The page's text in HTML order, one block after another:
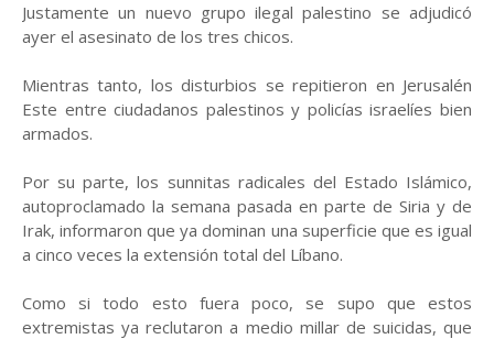
Justamente un nuevo grupo ilegal palestino se adjudicó
ayer el asesinato de los tres chicos.
Mientras tanto, los disturbios se repitieron en Jerusalén
Este entre ciudadanos palestinos y policías israelíes bien
armados.
Por su parte, los sunnitas radicales del Estado Islámico,
autoproclamado la semana pasada en parte de Siria y de
Irak, informaron que ya dominan una superficie que es igual
a cinco veces la extensión total del Líbano.
Como si todo esto fuera poco, se supo que estos
extremistas ya reclutaron a medio millar de suicidas, que